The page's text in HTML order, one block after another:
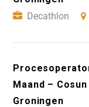
Decathlon
Maand –
Groningen